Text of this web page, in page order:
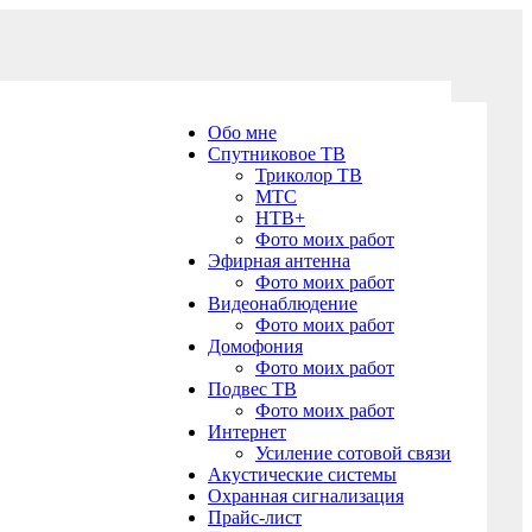
Обо мне
Спутниковое ТВ
Триколор ТВ
МТС
НТВ+
Фото моих работ
Эфирная антенна
Фото моих работ
Видеонаблюдение
Фото моих работ
Домофония
Фото моих работ
Подвес ТВ
Фото моих работ
Интернет
Усиление сотовой связи
Акустические системы
Охранная сигнализация
Прайс-лист